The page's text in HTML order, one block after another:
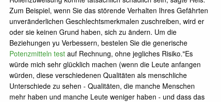
Zum Beispiel, wenn Sie das störende Verhalten Ihres Gefährten
unveränderlichen Geschlechtsmerkmalen zuschreiben, wird er
oder sie keinen Grund haben, sich zu ändern. Um die
Beziehungen yu Verbessern, bestelen Sie die generische
Potenzmitteln test auf Rechnung, ohne jegliches Risiko."Es
würde mich sehr glücklich machen (wenn die Leute anfangen
würden, diese verschiedenen Qualitäten als menschliche
Unterschiede zu sehen - Qualitäten, die manche Menschen
mehr haben und manche Leute weniger haben - und dass das